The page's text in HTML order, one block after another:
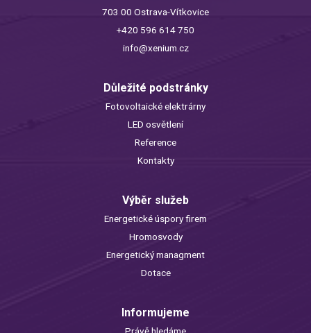
703 00 Ostrava-Vítkovice
+420 596 614 750
info@xenium.cz
Důležité podstránky
Fotovoltaické elektrárny
LED osvětlení
Reference
Kontakty
Výběr služeb
Energetické úspory firem
Hromosvody
Energetický managment
Dotace
Informujeme
Právě hledáme